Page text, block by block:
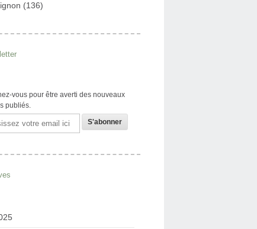
(136)
vous pour être averti des nouveaux
publiés.